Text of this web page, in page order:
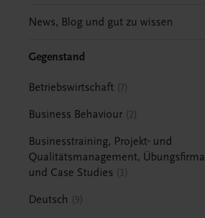
News, Blog und gut zu wissen
Gegenstand
Betriebswirtschaft 7
Business Behaviour 2
Businesstraining, Projekt- und
Qualitätsmanagement, Übungsfirma
und Case Studies
3
Deutsch 9